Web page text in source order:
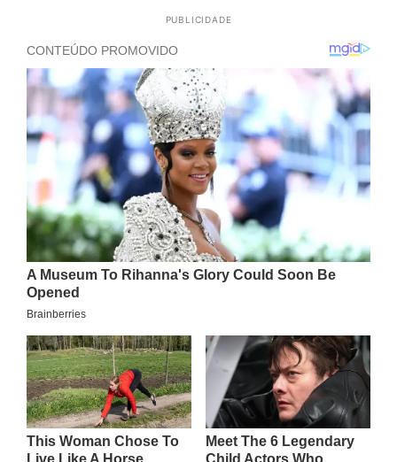
PUBLICIDADE